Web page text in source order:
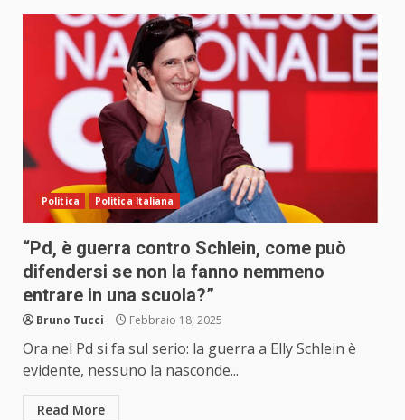
Politica Politica Italiana
“Pd, è guerra contro Schlein, come può
difendersi se non la fanno nemmeno
entrare in una scuola?”
Bruno Tucci Febbraio 18, 2025
Ora nel Pd si fa sul serio: la guerra a Elly Schlein è
evidente, nessuno la nasconde...
Read More